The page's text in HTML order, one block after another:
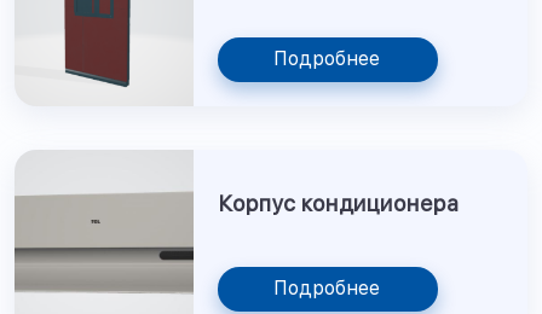
Подробнее
Корпус кондиционера
Подробнее